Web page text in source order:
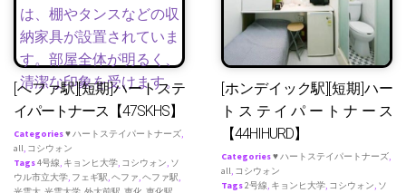
[へファ駅][短期]ハートステ
イパートナース【47SKHS】
Categories♥ ハートステイパートナーズ,
all, コシウォン
Tags4号線, キョンヒ大学, コシウォン, ソ
ウル市立大学, フェギ駅,ヘファ,ヘファ駅,
[ホンデイック駅][短期]ハー
トステイパートナース
【44HIHURD】
Categories♥ ハートステイパートナーズ,
all, コシウォン
Tags2号線, キョンヒ大学, コシウォン, ソ